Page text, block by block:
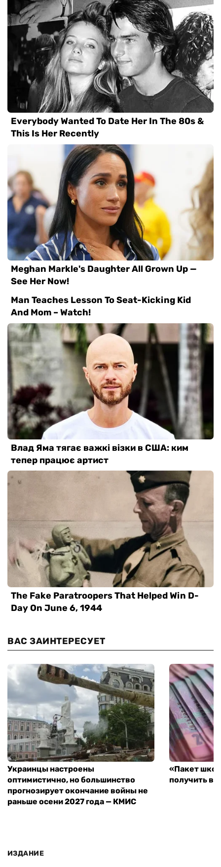
ВАС ЗАИНТЕРЕСУЕТ
Украинцы настроены
оптимистично, но большинство
прогнозирует окончание войны не
раньше осени 2027 года — КМИС
«Пакет
получить
ИЗДАНИЕ